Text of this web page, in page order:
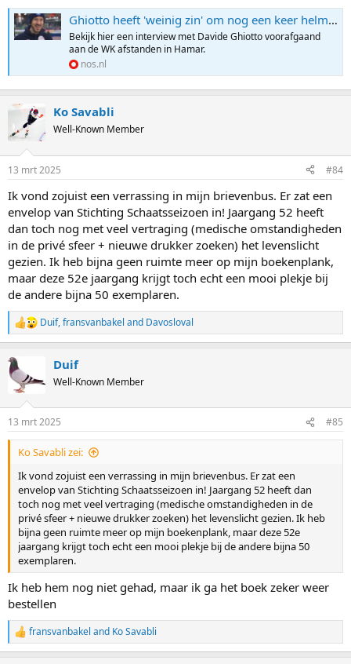
Ghiotto heeft 'weinig zin' om nog een keer helm te dragen: 'Voelde me afgesloten'
Bekijk hier een interview met Davide Ghiotto voorafgaand
aan de WK afstanden in Hamar.
nos.nl
Ko Savabli
Well-Known Member
13 mrt 2025 #84
Ik vond zojuist een verrassing in mijn brievenbus. Er zat een
envelop van Stichting Schaatsseizoen in! Jaargang 52 heeft
dan toch nog met veel vertraging (medische omstandigheden
in de privé sfeer + nieuwe drukker zoeken) het levenslicht
gezien. Ik heb bijna geen ruimte meer op mijn boekenplank,
maar deze 52e jaargang krijgt toch echt een mooi plekje bij
de andere bijna 50 exemplaren.
R
e
c
t
i
s
:
Duif,fransvanbakel and Davosloval
Duif
Well-Known Member
13 mrt 2025 #85
Ko Savabli zei:
Ik vond zojuist een verrassing in mijn brievenbus. Er zat een
envelop van Stichting Schaatsseizoen in! Jaargang 52 heeft dan
toch nog met veel vertraging (medische omstandigheden in de
privé sfeer + nieuwe drukker zoeken) het levenslicht gezien. Ik heb
bijna geen ruimte meer op mijn boekenplank, maar deze 52e
jaargang krijgt toch echt een mooi plekje bij de andere bijna 50
exemplaren.
Ik heb hem nog niet gehad, maar ik ga het boek zeker weer
bestellen
R
e
fransvanbakel and Ko Savabli